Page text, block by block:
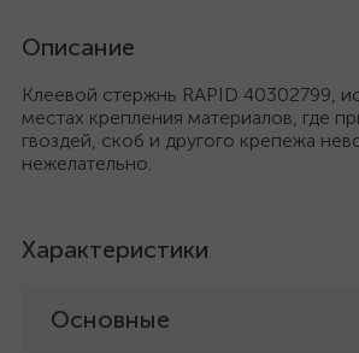
Описание
Клеевой стержнь RAPID 40302799,
местах крепления материалов, где
гвоздей, скоб и другого крепежа
нежелательно.
Характеристики
Основные